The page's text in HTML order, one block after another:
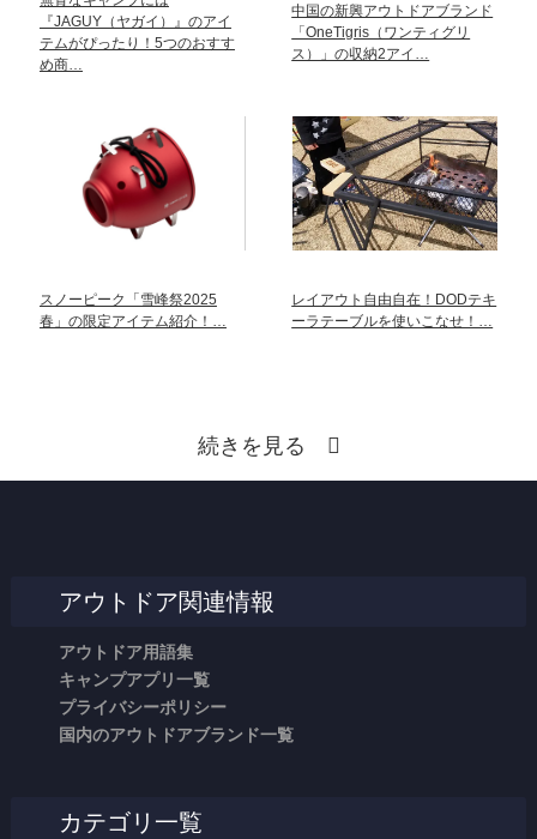
『JAGUY（ヤガイ）』のアイ
テムがぴったり！5つのおすす
め商…
中国の新興アウトドアブランド
「OneTigris（ワンティグリ
ス）」の収納2アイ…
スノーピーク「雪峰祭2025
春」の限定アイテム紹介！…
レイアウト自由自在！DODテキ
ーラテーブルを使いこなせ！…
続きを見る
アウトドア関連情報
アウトドア用語集
キャンプアプリ一覧
プライバシーポリシー
国内のアウトドアブランド一覧
カテゴリ一覧